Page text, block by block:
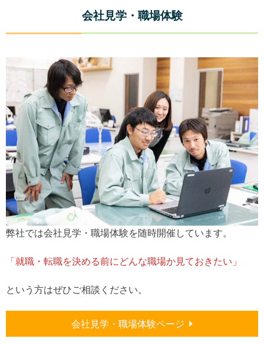
会社見学・職場体験
弊社では会社見学・職場体験を随時開催しています。
「就職・転職を決める前にどんな職場か見ておきたい」
という方はぜひご相談ください。
会社見学・職場体験ページ